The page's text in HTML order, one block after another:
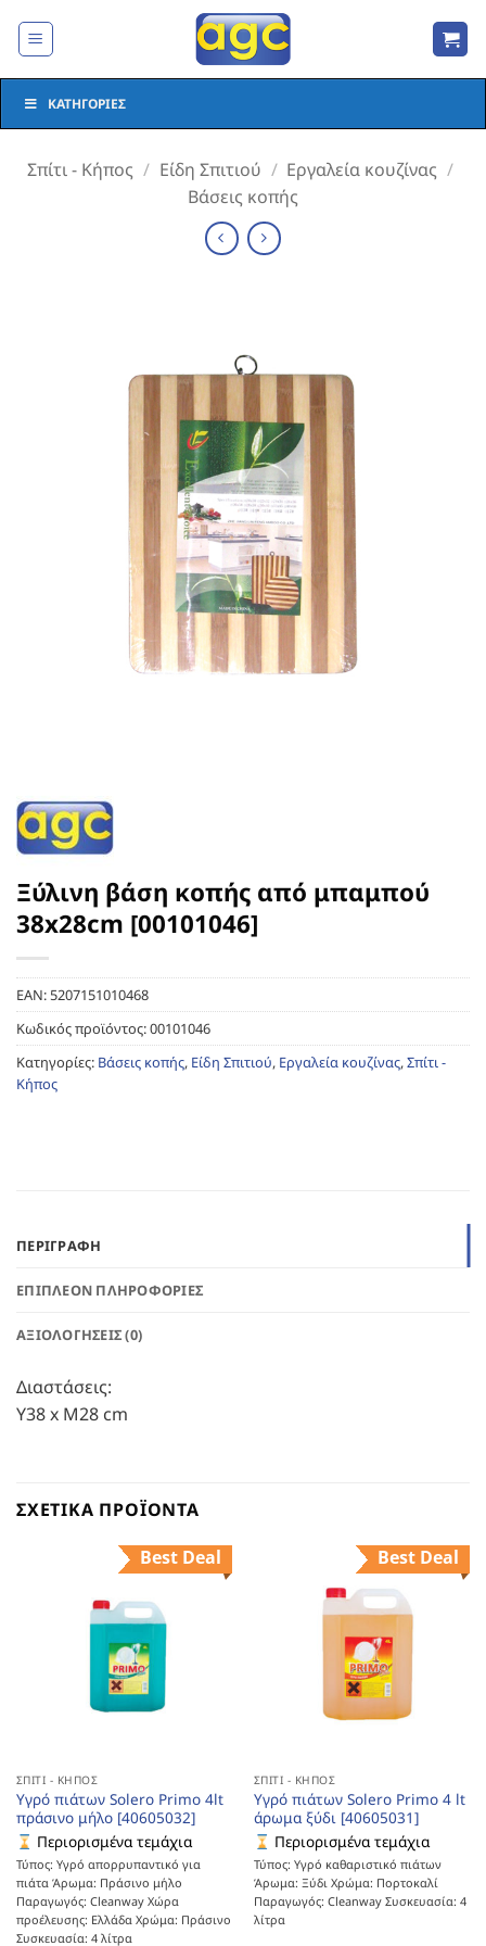
στο
ΚΑΤΗΓΟΡΊΕΣ
Σπίτι - Κήπος / Είδη Σπιτιού / Εργαλεία κουζίνας /
Βάσεις κοπής
Ξύλινη βάση κοπής από μπαμπού
38x28cm [00101046]
EAN:5207151010468
Κωδικός προϊόντος:00101046
Κατηγορίες: Βάσεις κοπής, Είδη Σπιτιού, Εργαλεία κουζίνας,Σπίτι -
Κήπος
ΠΕΡΙΓΡΑΦΉ
ΕΠΙΠΛΈΟΝ ΠΛΗΡΟΦΟΡΊΕΣ
ΑΞΙΟΛΟΓΉΣΕΙΣ (0)
Διαστάσεις:
Υ38 x Μ28 cm
ΣΧΕΤΙΚΆ ΠΡΟΪΌΝΤΑ
Best Deal
ΣΠΊΤΙ - ΚΉΠΟΣ
Υγρό πιάτων Solero Primo 4lt
πράσινο μήλο [40605032]
Περιορισμένα τεμάχια
Τύπος: Υγρό απορρυπαντικό για
πιάτα Άρωμα: Πράσινο μήλο
Παραγωγός: Cleanway Χώρα
προέλευσης: Ελλάδα Χρώμα: Πράσινο
Συσκευασία: 4 λίτρα
Best Deal
ΣΠΊΤΙ - ΚΉΠΟΣ
Υγρό πιάτων Solero Primo 4 lt
άρωμα ξύδι [40605031]
Περιορισμένα τεμάχια
Τύπος: Υγρό καθαριστικό πιάτων
Άρωμα: Ξύδι Χρώμα: Πορτοκαλί
Παραγωγός: Cleanway Συσκευασία: 4
λίτρα